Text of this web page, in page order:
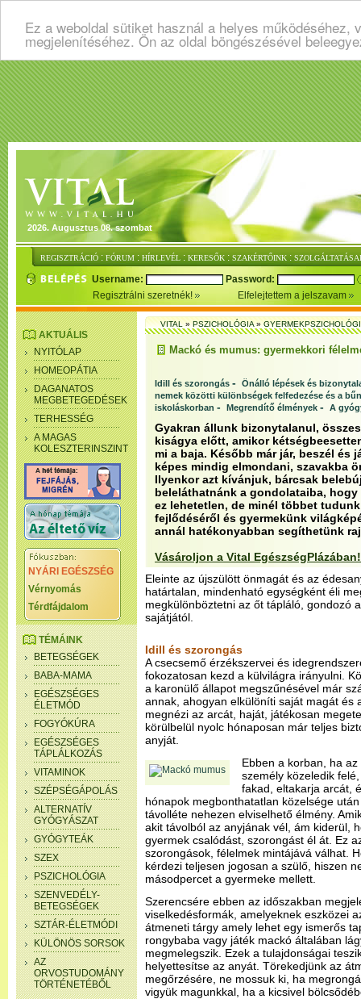
Ez a weboldal sütiket használ a helyes
megjelenítéséhez. Ön az oldal böngészésével
2026. Augusztus 08. szombat
REGISZTRÁCIÓ : FÓRUM : HÍRLEVÉL : KERESŐK : SZAKÉRTŐINK :
Username:
Password:
Regisztrálni szeretnék!
Elfelejtettem a jelszavam
AKTUÁLIS
NYITÓLAP
HOMEOPÁTIA
DAGANATOS
MEGBETEGEDÉSEK
TERHESSÉG
A MAGAS
KOLESZTERINSZINT
NYÁRI EGÉSZSÉG
Vérnyomás
Térdfájdalom
TÉMÁINK
BETEGSÉGEK
BABA-MAMA
EGÉSZSÉGES
ÉLETMÓD
FOGYÓKÚRA
EGÉSZSÉGES
TÁPLÁLKOZÁS
VITAMINOK
SZÉPSÉGÁPOLÁS
ALTERNATÍV
GYÓGYÁSZAT
GYÓGYTEÁK
SZEX
PSZICHOLÓGIA
SZENVEDÉLY-
BETEGSÉGEK
SZTÁR-ÉLETMÓDI
KÜLÖNÖS SORSOK
AZ
ORVOSTUDOMÁNY
TÖRTÉNETÉBŐL
VITAL»PSZICHOLÓGIA»
Mackó és mumus: gyermekkori
Idill és szorongás - Önálló lépések és
nemek közötti különbségek felfedezése és a
iskoláskorban - Megrendítő élmények - A
Gyakran állunk bizonytalanul,
kiságya előtt, amikor
mi a baja. Később már jár, beszél és
képes mindig elmondani, szavakba
Ilyenkor azt kívánjuk, bárcsak
beleláthatnánk a gondolataiba,
ez lehetetlen, de minél többet
fejlődéséről és gyermekünk
annál hatékonyabban segíthetünk
Vásároljon a Vital
Eleinte az újszülött önmagát és az
határtalan, mindenható egységként éli
megkülönböztetni az őt tápláló, gondozó
sajátjától.
Idill és szorongás
A csecsemő érzékszervei és
fokozatosan kezd a külvilágra irányulni.
a karonülő állapot megszűnésével már
annak, ahogyan elkülöníti saját magát és
megnézi az arcát, haját, játékosan
körülbelül nyolc hónaposan már teljes
anyját.
Ebben a korban, ha
személy közeledik
fakad, eltakarja arcát,
hónapok megbonthatatlan közelsége
távolléte nehezen elviselhető élmény.
akit távolból az anyjának vél, ám kiderül,
gyermek csalódást, szorongást él át. Ez
szorongások, félelmek mintájává válhat.
kérdezi teljesen jogosan a szülő, hiszen
másodpercet a gyermeke mellett.
Szerencsére ebben az időszakban
viselkedésformák, amelyeknek eszközei
átmeneti tárgy amely lehet egy ismerős
rongybaba vagy játék mackó általában
megmelegszik. Ezek a tulajdonságai
helyettesítse az anyát. Törekedjünk az
megőrzésére, ne mossuk ki, ha
vigyük magunkkal, ha a kicsivel